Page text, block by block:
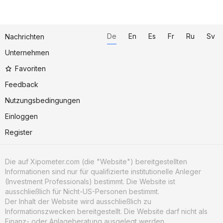
Nachrichten
Unternehmen
Favoriten
Feedback
Nutzungsbedingungen
Einloggen
Register
De En Es Fr Ru Sv
Die auf Xipometer.com (die "Website") bereitgestellten
Informationen sind nur für qualifizierte institutionelle Anleger
(Investment Professionals) bestimmt. Die Website ist
ausschließlich für Nicht-US-Personen bestimmt.
Der Inhalt der Website wird ausschließlich zu
Informationszwecken bereitgestellt. Die Website darf nicht als
Finanz- oder Anlageberatung ausgelegt werden.